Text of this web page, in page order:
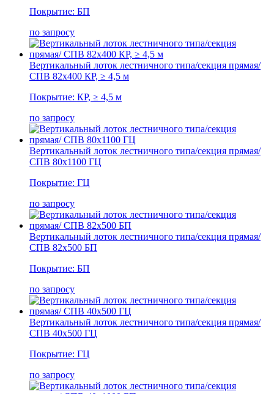
Покрытие: БП
по запросу
Вертикальный лоток лестничного типа/секция прямая/
СПВ 82х400 КР, ≥ 4,5 м
Покрытие: КР, ≥ 4,5 м
по запросу
Вертикальный лоток лестничного типа/секция прямая/
СПВ 80х1100 ГЦ
Покрытие: ГЦ
по запросу
Вертикальный лоток лестничного типа/секция прямая/
СПВ 82х500 БП
Покрытие: БП
по запросу
Вертикальный лоток лестничного типа/секция прямая/
СПВ 40х500 ГЦ
Покрытие: ГЦ
по запросу